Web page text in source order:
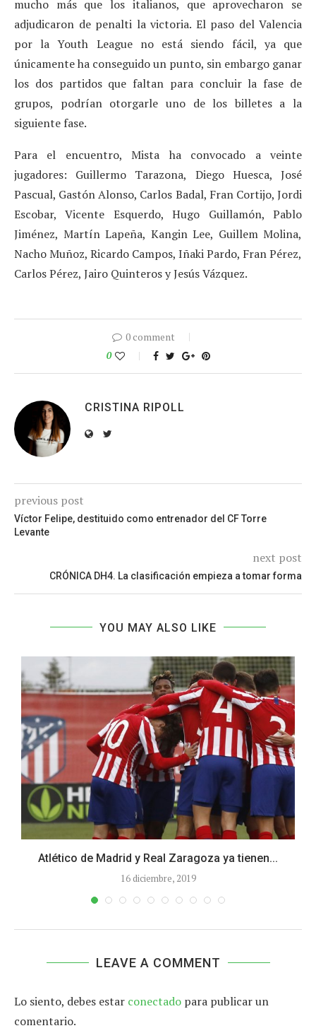
mucho más que los italianos, que aprovecharon se
adjudicaron de penalti la victoria. El paso del Valencia
por la Youth League no está siendo fácil, ya que
únicamente ha conseguido un punto, sin embargo ganar
los dos partidos que faltan para concluir la fase de
grupos, podrían otorgarle uno de los billetes a la
siguiente fase.
Para el encuentro, Mista ha convocado a veinte
jugadores: Guillermo Tarazona, Diego Huesca, José
Pascual, Gastón Alonso, Carlos Badal, Fran Cortijo, Jordi
Escobar, Vicente Esquerdo, Hugo Guillamón, Pablo
Jiménez, Martín Lapeña, Kangin Lee, Guillem Molina,
Nacho Muñoz, Ricardo Campos, Iñaki Pardo, Fran Pérez,
Carlos Pérez, Jairo Quinteros y Jesús Vázquez.
0 comment
0
CRISTINA RIPOLL
previous post
Víctor Felipe, destituido como entrenador del CF Torre
Levante
next post
CRÓNICA DH4. La clasificación empieza a tomar forma
YOU MAY ALSO LIKE
Atlético de Madrid y Real Zaragoza ya tienen...
16 diciembre, 2019
LEAVE A COMMENT
Lo siento, debes estar conectado para publicar un
comentario.